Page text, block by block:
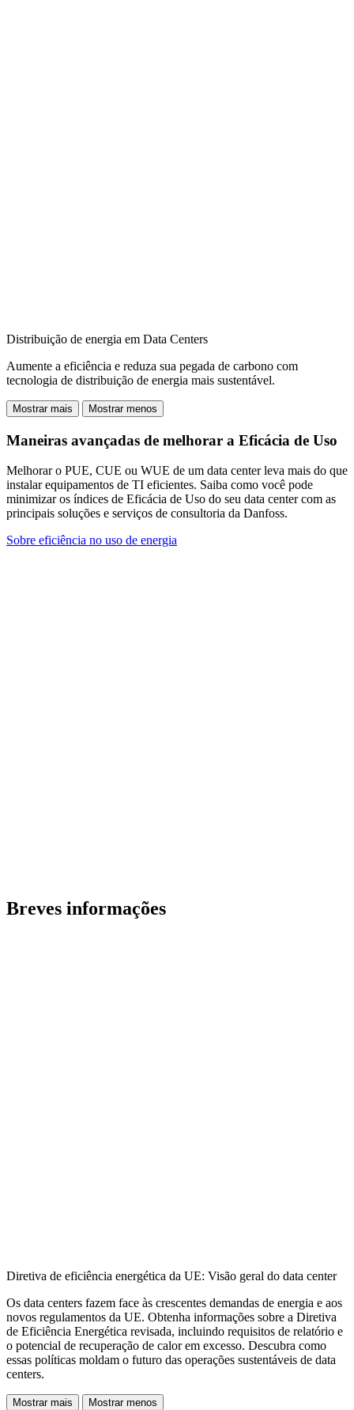
Distribuição de energia em Data Centers
Aumente a eficiência e reduza sua pegada de carbono com
tecnologia de distribuição de energia mais sustentável.
Mostrar mais Mostrar menos
Maneiras avançadas de melhorar a Eficácia de Uso
Melhorar o PUE, CUE ou WUE de um data center leva mais do que
instalar equipamentos de TI eficientes. Saiba como você pode
minimizar os índices de Eficácia de Uso do seu data center com as
principais soluções e serviços de consultoria da Danfoss.
Sobre eficiência no uso de energia
Breves informações
Diretiva de eficiência energética da UE: Visão geral do data center
Os data centers fazem face às crescentes demandas de energia e aos
novos regulamentos da UE. Obtenha informações sobre a Diretiva
de Eficiência Energética revisada, incluindo requisitos de relatório e
o potencial de recuperação de calor em excesso. Descubra como
essas políticas moldam o futuro das operações sustentáveis de data
centers.
Mostrar mais Mostrar menos